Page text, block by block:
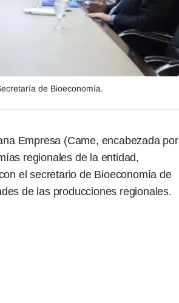
de Bioeconomía.
Empresa (Came, encabezada por
regionales de la entidad,
el secretario de Bioeconomía de
de las producciones regionales.